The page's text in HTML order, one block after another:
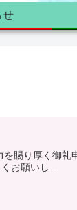
せ
賜り厚く御
お願いし...